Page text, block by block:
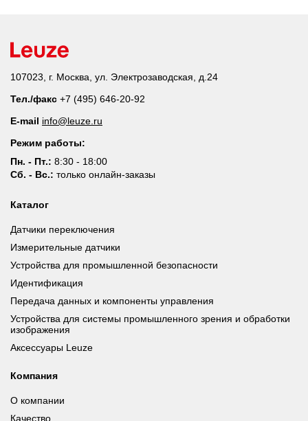
107023, г. Москва, ул. Электрозаводская, д.24
Тел./факс +7 (495) 646-20-92
E-mail info@leuze.ru
Режим работы:
Пн. - Пт.: 8:30 - 18:00
Сб. - Вс.: только онлайн-заказы
Каталог
Датчики переключения
Измерительные датчики
Устройства для промышленной безопасности
Идентификация
Передача данных и компоненты управления
Устройства для системы промышленного зрения и обработки
изображения
Аксессуары Leuze
Компания
О компании
Качество